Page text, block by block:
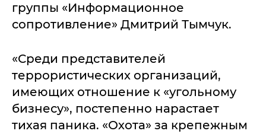
группы «Информационное
сопротивление» Дмитрий Тымчук.
«Среди представителей
террористических организаций,
имеющих отношение к «угольному
бизнесу», постепенно нарастает
тихая паника. «Охота» за крепежным